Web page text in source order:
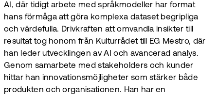
AI, där tidigt arbete med språkmodeller har format
hans förmåga att göra komplexa dataset begripliga
och värdefulla. Drivkraften att omvandla insikter till
resultat tog honom från Kulturrådet till EG Mestro, där
han leder utvecklingen av AI och avancerad analys.
Genom samarbete med stakeholders och kunder
hittar han innovationsmöjligheter som stärker både
produkten och organisationen. Han har en